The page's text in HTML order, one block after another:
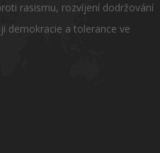
rasismu, rozvíjení dodržování
demokracie a tolerance ve